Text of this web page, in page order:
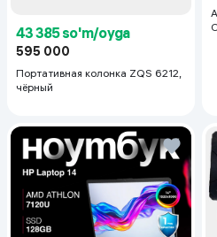
43 385 so'm/oyga
595 000
Портативная колонка ZQS 6212,
чёрный